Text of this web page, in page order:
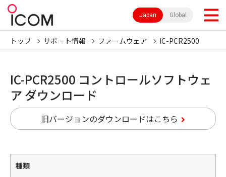
Japan Global
トップ サポート情報 ファームウェア IC-PCR2500
IC-PCR2500 コントロールソフトウェ
ア ダウンロード
旧バージョンのダウンロードはこちら
種類